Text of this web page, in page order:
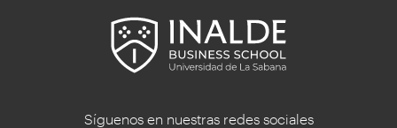
Síguenos en nuestras redes sociales